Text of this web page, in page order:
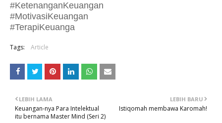
#KetenanganKeuangan
#MotivasiKeuangan
#TerapiKeuanga
Tags: Article
LEBIH BARU
Istiqomah membawa Karomah!
LEBIH LAMA
Keuangan-nya Para Intelektual
itu bernama Master Mind (Seri 2)